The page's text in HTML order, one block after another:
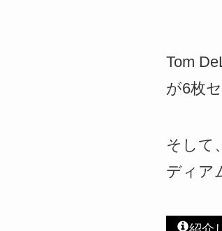
Tom
が6枚
そして
ディア